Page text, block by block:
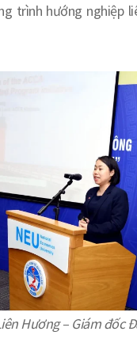
trình hướng nghiệp
Hương – Giám đốc